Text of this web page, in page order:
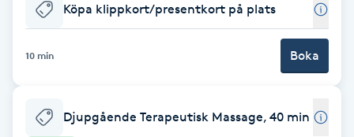
Damklippning
Diamantslipning
Köpa klippkort/presentkort på plats
10 min Boka
Djupgående Terapeutisk Massage, 40 min